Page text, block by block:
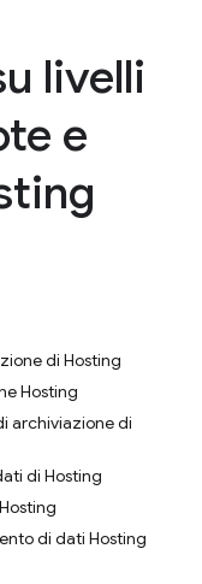
livelli
e
di Hosting
Hosting
archiviazione di
di Hosting
di dati Hosting